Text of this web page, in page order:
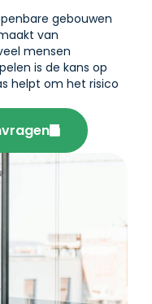
gebouwen
van
mensen
is de kans op
helpt om het risico